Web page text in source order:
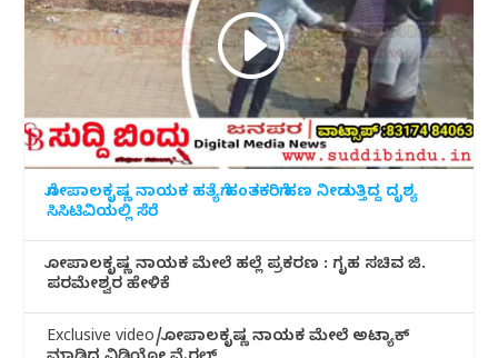
ಗೋಪಾಲಕೃಷ್ಣ ನಾಯಕ ಹತ್ಯೆಗೆ ಹಂತಕರಿಗೆ ಹಣ ನೀಡುತ್ತಿದ್ದ ದೃಶ್ಯ
ಸಿಸಿಟಿವಿಯಲ್ಲಿ ಸೆರೆ
ಗೋಪಾಲಕೃಷ್ಣ ನಾಯಕ ಮೇಲೆ ಹಲ್ಲೆ ಪ್ರಕರಣ : ಗೃಹ ಸಚಿವ ಜಿ.
ಪರಮೇಶ್ವರ ಹೇಳಿಕೆ
Exclusive video/ಗೋಪಾಲಕೃಷ್ಣ ನಾಯಕ ಮೇಲೆ ಅಟ್ಯಾಕ್